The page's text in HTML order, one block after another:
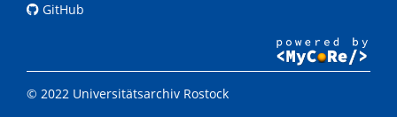
GitHub
© 2022 Universitätsarchiv Rostock